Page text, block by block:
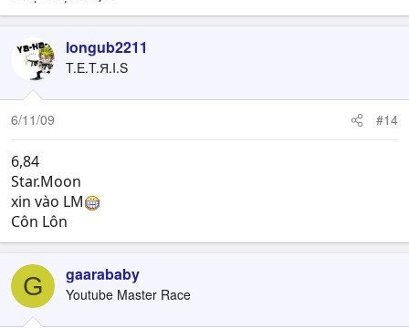
longub2211
T.E.T.Я.I.S
6/11/09 #14
6,84
Star.Moon
xin vào LM
Côn Lôn
G gaarababy
Youtube Master Race